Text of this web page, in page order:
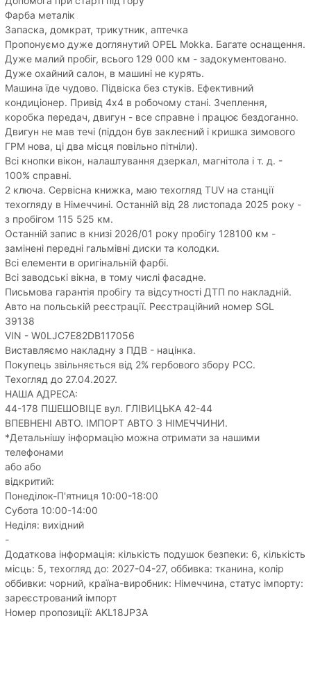
Фарба металік
Запаска, домкрат, трикутник, аптечка
Пропонуємо дуже доглянутий OPEL Mokka. Багате оснащення.
Дуже малий пробіг, всього 129 000 км - задокументовано.
Дуже охайний салон, в машині не курять.
Машина їде чудово. Підвіска без стуків. Ефективний
кондиціонер. Привід 4х4 в робочому стані. Зчеплення,
коробка передач, двигун - все справне і працює бездоганно.
Двигун не мав течі (піддон був заклеєний і кришка зимового
ГРМ нова, ці два місця повільно пітніли).
Всі кнопки вікон, налаштування дзеркал, магнітола і т. д. -
100% справні.
2 ключа. Сервісна книжка, маю техогляд TUV на станції
техогляду в Німеччині. Останній від 28 листопада 2025 року -
з пробігом 115 525 км.
Останній запис в книзі 2026/01 року пробігу 128100 км -
замінені передні гальмівні диски та колодки.
Всі елементи в оригінальній фарбі.
Всі заводські вікна, в тому числі фасадне.
Письмова гарантія пробігу та відсутності ДТП по накладній.
Авто на польській реєстрації. Реєстраційний номер SGL
39138
VIN - W0LJC7E82DB117056
Виставляємо накладну з ПДВ - націнка.
Покупець звільняється від 2% гербового збору PCC.
Техогляд до 27.04.2027.
НАША АДРЕСА:
44-178 ПШЕШОВІЦЕ вул. ГЛІВИЦЬКА 42-44
ВПЕВНЕНІ АВТО. ІМПОРТ АВТО З НІМЕЧЧИНИ.
*Детальнішу інформацію можна отримати за нашими
телефонами
або або
відкритий:
Понеділок-П'ятниця 10:00-18:00
Субота 10:00-14:00
Неділя: вихідний
-
Додаткова інформація: кількість подушок безпеки: 6, кількість
місць: 5, техогляд до: 2027-04-27, оббивка: тканина, колір
оббивки: чорний, країна-виробник: Німеччина, статус імпорту:
зареєстрований імпорт
Номер пропозиції: AKL18JP3A